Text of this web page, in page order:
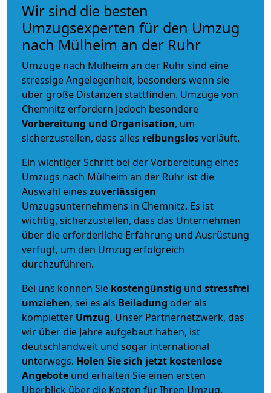
Wir sind die besten
Umzugsexperten für den Umzug
nach Mülheim an der Ruhr
Umzüge nach Mülheim an der Ruhr sind eine
stressige Angelegenheit, besonders wenn sie
über große Distanzen stattfinden. Umzüge von
Chemnitz erfordern jedoch besondere
Vorbereitung und Organisation, um
sicherzustellen, dass alles reibungslosverläuft.
Ein wichtiger Schritt bei der Vorbereitung eines
Umzugs nach Mülheim an der Ruhr ist die
Auswahl eines zuverlässigen
Umzugsunternehmens in Chemnitz. Es ist
wichtig, sicherzustellen, dass das Unternehmen
über die erforderliche Erfahrung und Ausrüstung
verfügt, um den Umzug erfolgreich
durchzuführen.
Bei uns können Sie kostengünstig und stressfrei
umziehen, sei es als Beiladung oder als
kompletter Umzug. Unser Partnernetzwerk, das
wir über die Jahre aufgebaut haben, ist
deutschlandweit und sogar international
unterwegs. Holen Sie sich jetzt kostenlose
Angebote und erhalten Sie einen ersten
Überblick über die Kosten für Ihren Umzug.